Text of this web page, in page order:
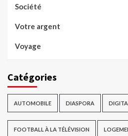
Société
Votre argent
Voyage
Catégories
AUTOMOBILE DIASPORA
FOOTBALL À LA TÉLÉVISION